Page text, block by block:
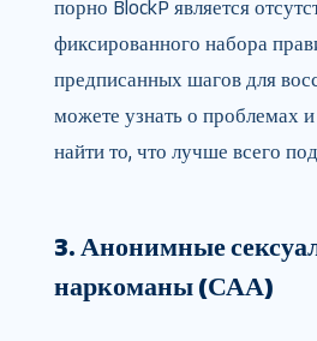
порно BlockP является
фиксированного набора
предписанных шагов для
можете узнать о проблемах
найти то, что лучше всего
3. Анонимные
наркоманы (САА)